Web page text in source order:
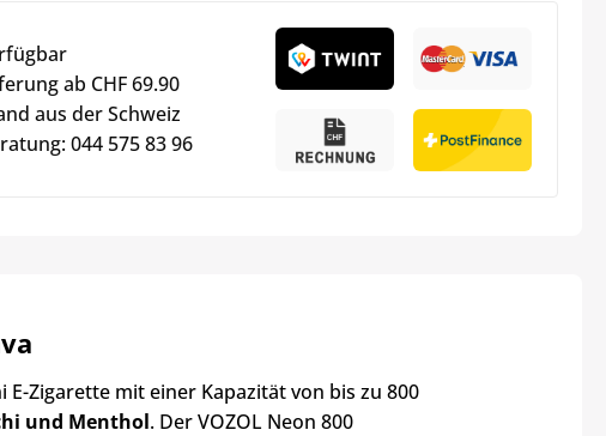
ab CHF 69.90
aus der Schweiz
044 575 83 96
E-Zigarette mit einer Kapazität von bis zu 800
und Menthol. Der VOZOL Neon 800